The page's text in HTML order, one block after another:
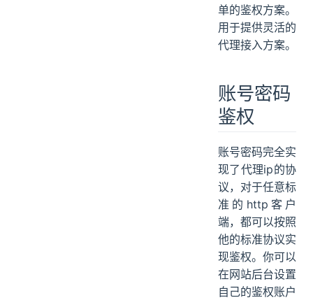
单的鉴权方案。
用于提供灵活的
代理接入方案。
账号密码
鉴权
账号密码完全实
现了代理ip的协
议，对于任意标
准的http客户
端，都可以按照
他的标准协议实
现鉴权。你可以
在网站后台设置
自己的鉴权账户